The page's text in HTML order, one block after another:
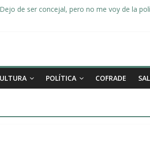
de ser concejal, pero no me voy de la
POLÍTICA COFRADE